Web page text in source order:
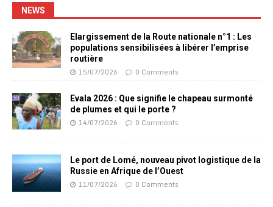
NEWS
Elargissement de la Route nationale n°1 : Les
populations sensibilisées à libérer l’emprise
routière
15/07/2026 0 Comments
Evala 2026 : Que signifie le chapeau surmonté
de plumes et qui le porte ?
14/07/2026 0 Comments
Le port de Lomé, nouveau pivot logistique de la
Russie en Afrique de l’Ouest
11/07/2026 0 Comments